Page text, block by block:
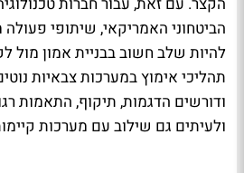
הביטחוני האמריקאי, שיתופי
להיות שלב חשוב בבניית אמון מול
תהליכי אימוץ במערכות צבאיות
ודורשים הדגמות, תיקוף, התאמות
ולעיתים גם שילוב עם מערכות